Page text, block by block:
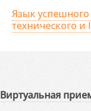
Язык
технического и
Виртуальная